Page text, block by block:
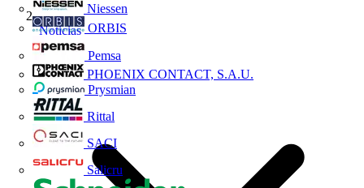
Niessen
ORBIS
Pemsa
PHOENIX CONTACT, S.A.U.
Prysmian
Rittal
SACI
Salicru
Noticias